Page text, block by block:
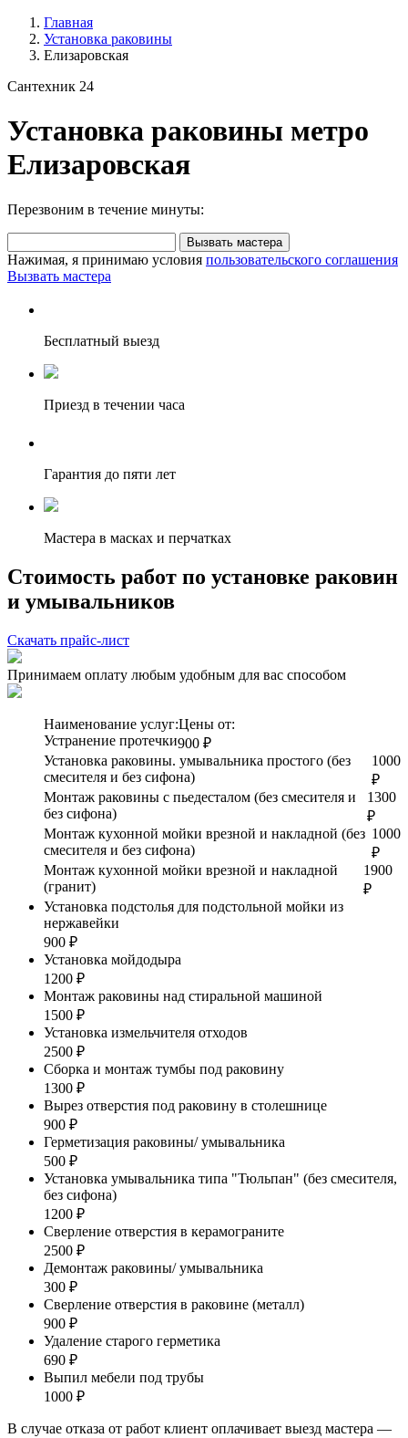
Главная
Установка раковины
Елизаровская
Сантехник 24
Установка раковины метро
Елизаровская
Перезвоним в течение минуты:
Вызвать мастера
Нажимая, я принимаю условия пользовательского соглашения
Вызвать мастера
Бесплатный выезд
Приезд в течении часа
Гарантия до пяти лет
Мастера в масках и перчатках
Стоимость работ по установке раковин
и умывальников
Скачать прайс-лист
Принимаем оплату любым удобным для вас способом
Наименование услуг:Цены от:
Устранение протечки900 ₽
Установка раковины. умывальника простого (без
смесителя и без сифона)
1000
₽
Монтаж раковины с пьедесталом (без смесителя и
без сифона)
1300
₽
Монтаж кухонной мойки врезной и накладной (без
смесителя и без сифона)
1000
₽
Монтаж кухонной мойки врезной и накладной
(гранит)
1900
₽
Установка подстолья для подстольной мойки из
нержавейки
900 ₽
Установка мойдодыра
1200 ₽
Монтаж раковины над стиральной машиной
1500 ₽
Установка измельчителя отходов
2500 ₽
Сборка и монтаж тумбы под раковину
1300 ₽
Вырез отверстия под раковину в столешнице
900 ₽
Герметизация раковины/ умывальника
500 ₽
Установка умывальника типа "Тюльпан" (без смесителя,
без сифона)
1200 ₽
Сверление отверстия в керамограните
2500 ₽
Демонтаж раковины/ умывальника
300 ₽
Сверление отверстия в раковине (металл)
900 ₽
Удаление старого герметика
690 ₽
Выпил мебели под трубы
1000 ₽
В случае отказа от работ клиент оплачивает выезд мастера —